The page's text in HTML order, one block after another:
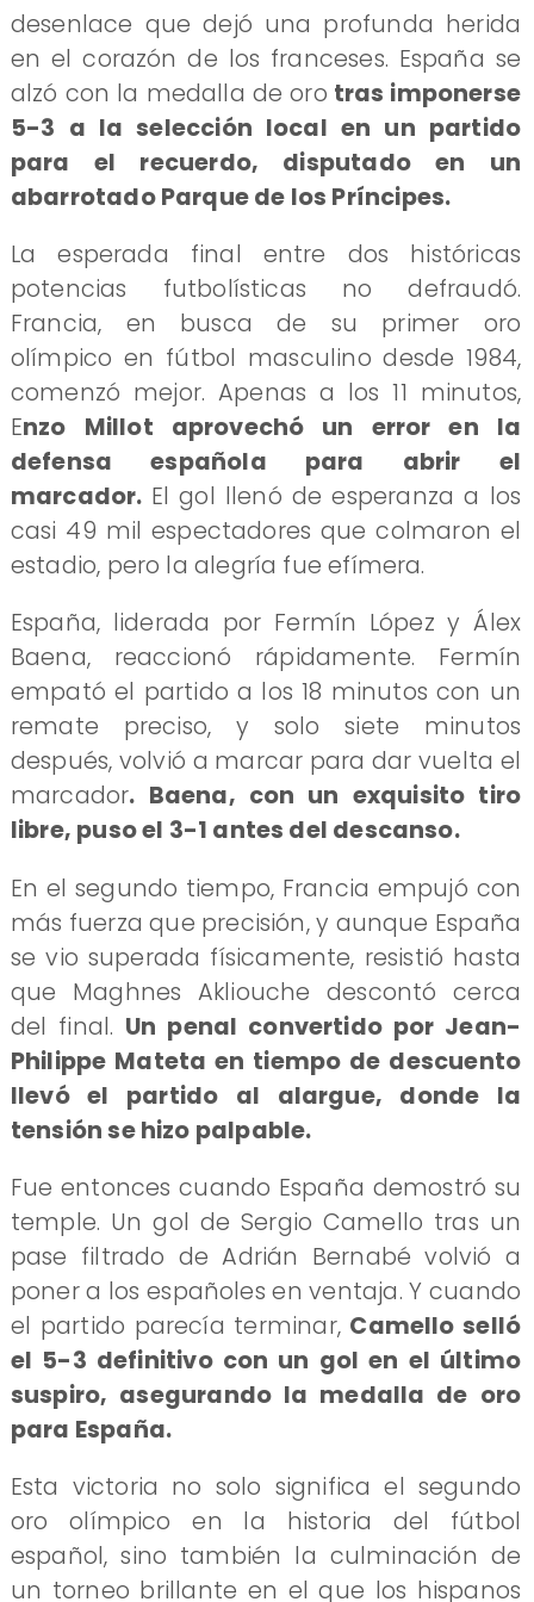
desenlace que dejó una profunda herida
en el corazón de los franceses. España se
alzó con la medalla de oro tras imponerse
5-3 a la selección local en un partido
para el recuerdo, disputado en un
abarrotado Parque de los Príncipes.
La esperada final entre dos históricas
potencias futbolísticas no defraudó.
Francia, en busca de su primer oro
olímpico en fútbol masculino desde 1984,
comenzó mejor. Apenas a los 11 minutos,
Enzo Millot aprovechó un error en la
defensa española para abrir el
marcador. El gol llenó de esperanza a los
casi 49 mil espectadores que colmaron el
estadio, pero la alegría fue efímera.
España, liderada por Fermín López y Álex
Baena, reaccionó rápidamente. Fermín
empató el partido a los 18 minutos con un
remate preciso, y solo siete minutos
después, volvió a marcar para dar vuelta el
marcador. Baena, con un exquisito tiro
libre, puso el 3-1 antes del descanso.
En el segundo tiempo, Francia empujó con
más fuerza que precisión, y aunque España
se vio superada físicamente, resistió hasta
que Maghnes Akliouche descontó cerca
del final. Un penal convertido por Jean-
Philippe Mateta en tiempo de descuento
llevó el partido al alargue, donde la
tensión se hizo palpable.
Fue entonces cuando España demostró su
temple. Un gol de Sergio Camello tras un
pase filtrado de Adrián Bernabé volvió a
poner a los españoles en ventaja. Y cuando
el partido parecía terminar, Camello selló
el 5-3 definitivo con un gol en el último
suspiro, asegurando la medalla de oro
para España.
Esta victoria no solo significa el segundo
oro olímpico en la historia del fútbol
español, sino también la culminación de
un torneo brillante en el que los hispanos